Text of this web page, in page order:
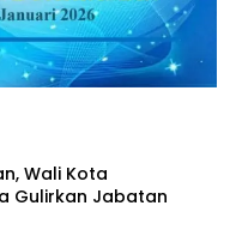
Wali Kota
Gulirkan Jabatan